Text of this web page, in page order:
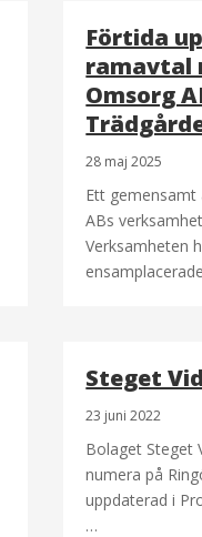
Förtida
ramavtal
Omsorg
28 maj 2025
Ett gemensamt
ABs
Verksamheten
Steget
23 juni 2022
Bolaget Steget
numera på
uppdaterad i
…